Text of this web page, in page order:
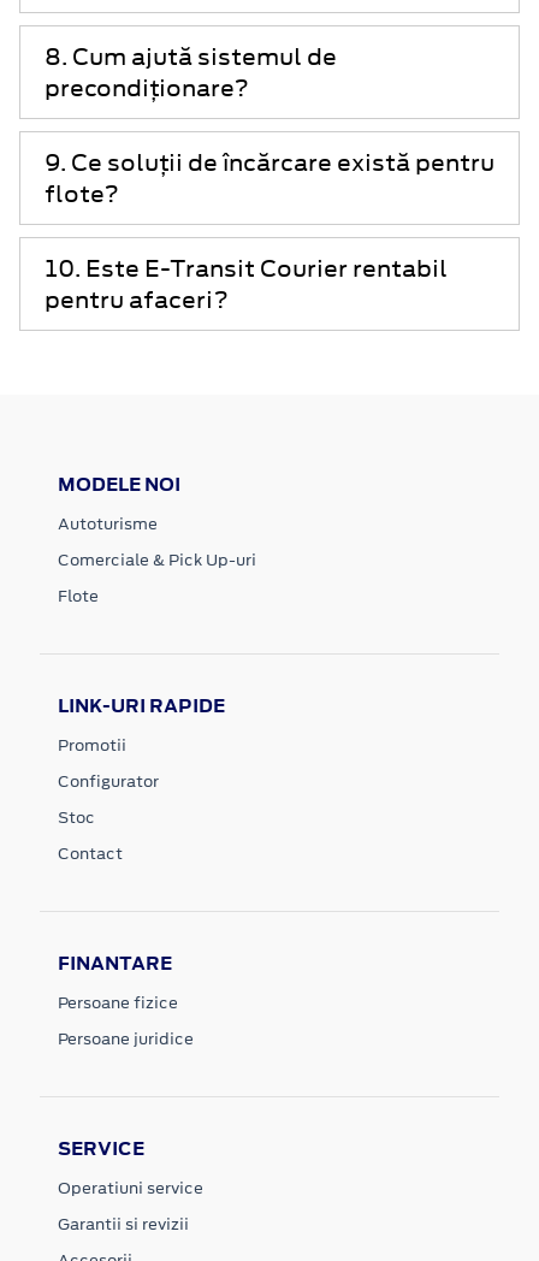
8. Cum ajută sistemul de
precondiționare?
9. Ce soluții de încărcare există pentru
flote?
10. Este E-Transit Courier rentabil
pentru afaceri?
MODELE NOI
Autoturisme
Comerciale & Pick Up-uri
Flote
LINK-URI RAPIDE
Promotii
Configurator
Stoc
Contact
FINANTARE
Persoane fizice
Persoane juridice
SERVICE
Operatiuni service
Garantii si revizii